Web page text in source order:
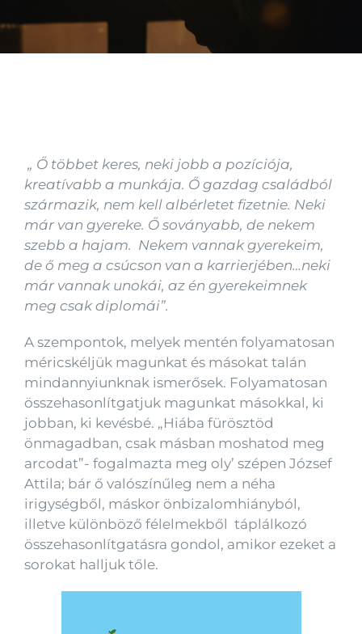
Kapcsolat
„ Ő többet keres, neki jobb a pozíciója,
kreatívabb a munkája. Ő gazdag családból
származik, nem kell albérletet fizetnie. Neki
már van gyereke. Ő soványabb, de nekem
szebb a hajam. Nekem vannak gyerekeim,
de ő meg a csúcson van a karrierjében…neki
már vannak unokái, az én gyerekeimnek
meg csak diplomái”.
A szempontok, melyek mentén folyamatosan
méricskéljük magunkat és másokat talán
mindannyiunknak ismerősek. Folyamatosan
összehasonlítgatjuk magunkat másokkal, ki
jobban, ki kevésbé. „Hiába fürösztöd
önmagadban, csak másban moshatod meg
arcodat”- fogalmazta meg oly’ szépen József
Attila; bár ő valószínűleg nem a néha
irigységből, máskor önbizalomhiányból,
illetve különböző félelmekből táplálkozó
összehasonlítgatásra gondol, amikor ezeket a
sorokat halljuk tőle.